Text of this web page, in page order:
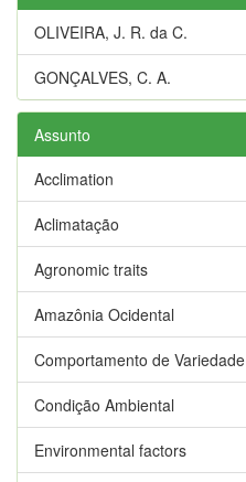
OLIVEIRA, J. R. da C.
GONÇALVES, C. A.
Assunto
Acclimation
Aclimatação
Agronomic traits
Amazônia Ocidental
Comportamento de Variedade
Condição Ambiental
Environmental factors